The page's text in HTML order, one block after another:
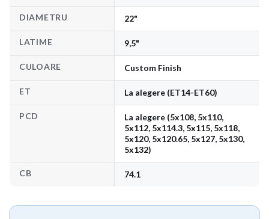
DIAMETRU 22"
LATIME 9,5"
CULOARE Custom Finish
ET La alegere (ET14-ET60)
PCD
La alegere (5x108, 5x110,
5x112, 5x114.3, 5x115, 5x118,
5x120, 5x120.65, 5x127, 5x130,
5x132)
CB 74.1